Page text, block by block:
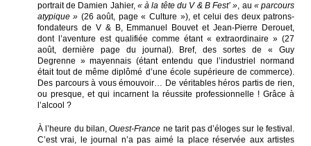
portrait de Damien Jahier, « à la tête du V & B Fest’ », au « parcours
atypique » (26 août, page « Culture »), et celui des deux patrons-
fondateurs de V & B, Emmanuel Bouvet et Jean-Pierre Derouet,
dont l’aventure est qualifiée comme étant « extraordinaire » (27
août, dernière page du journal). Bref, des sortes de « Guy
Degrenne » mayennais (étant entendu que l’industriel normand
était tout de même diplômé d’une école supérieure de commerce).
Des parcours à vous émouvoir… De véritables héros partis de rien,
ou presque, et qui incarnent la réussite professionnelle ! Grâce à
l’alcool ?
À l’heure du bilan,Ouest-France ne tarit pas d’éloges sur le festival.
C’est vrai, le journal n’a pas aimé la place réservée aux artistes